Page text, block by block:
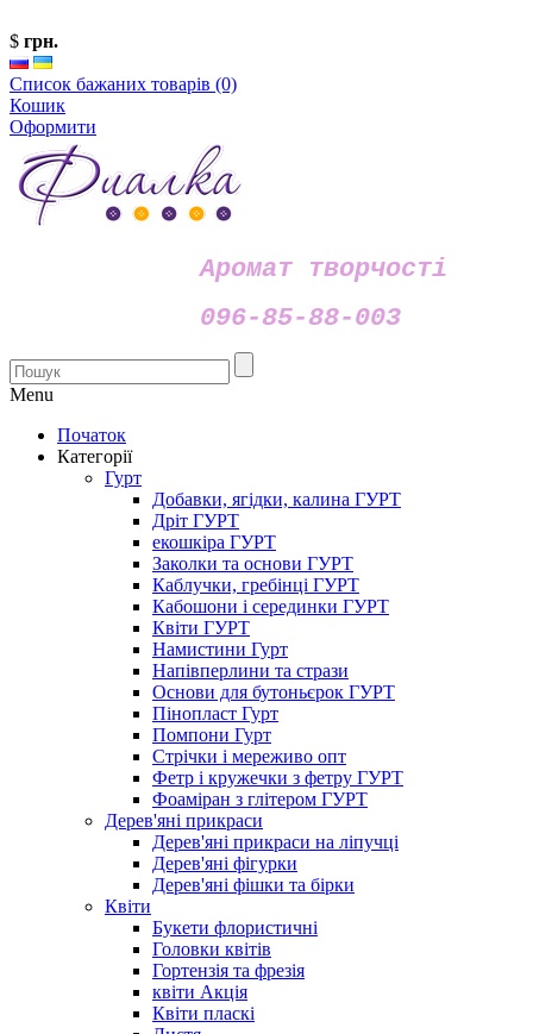
$ грн.
Список бажаних товарів (0)
Кошик
Оформити
Аромат творчості
096-85-88-003
Menu
Початок
Категорії
Гурт
Добавки, ягідки, калина ГУРТ
Дріт ГУРТ
екошкіра ГУРТ
Заколки та основи ГУРТ
Каблучки, гребінці ГУРТ
Кабошони і серединки ГУРТ
Квіти ГУРТ
Намистини Гурт
Напівперлини та стрази
Основи для бутоньєрок ГУРТ
Пінопласт Гурт
Помпони Гурт
Стрічки і мереживо опт
Фетр і кружечки з фетру ГУРТ
Фоаміран з глітером ГУРТ
Дерев'яні прикраси
Дерев'яні прикраси на ліпучці
Дерев'яні фігурки
Дерев'яні фішки та бірки
Квіти
Букети флористичні
Головки квітів
Гортензія та фрезія
квіти Акція
Квіти пласкі